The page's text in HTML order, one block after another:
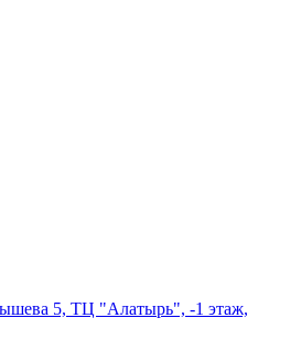
5, ТЦ "Алатырь", -1 этаж,